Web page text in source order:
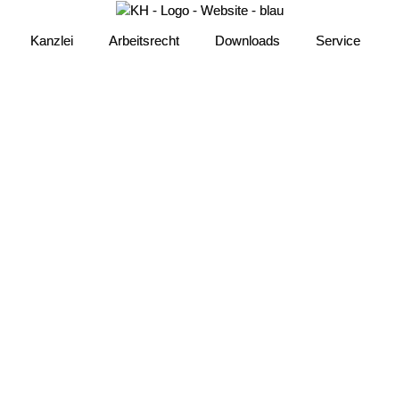
Kanzlei Arbeitsrecht Downloads Service
Kanzlei Arbeitsrecht Downloads Service